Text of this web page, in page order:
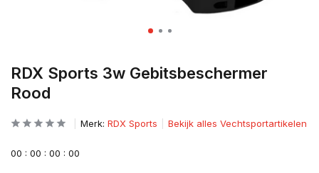
RDX Sports 3w Gebitsbeschermer
Rood
Merk: RDX Sports Bekijk alles Vechtsportartikelen
00 : 00 : 00 : 00